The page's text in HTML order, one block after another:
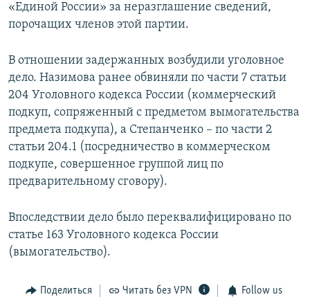
«Единой России» за неразглашение сведений,
порочащих членов этой партии.
В отношении задержанных возбудили уголовное
дело. Назимова ранее обвиняли по части 7 статьи
204 Уголовного кодекса России (коммерческий
подкуп, сопряженный с предметом вымогательства
предмета подкупа), а Степанченко – по части 2
статьи 204.1 (посредничество в коммерческом
подкупе, совершенное группой лиц по
предварительному сговору).
Впоследствии дело было переквалифицировано по
статье 163 Уголовного кодекса России
(вымогательство).
Поделиться Читать без VPN Follow us